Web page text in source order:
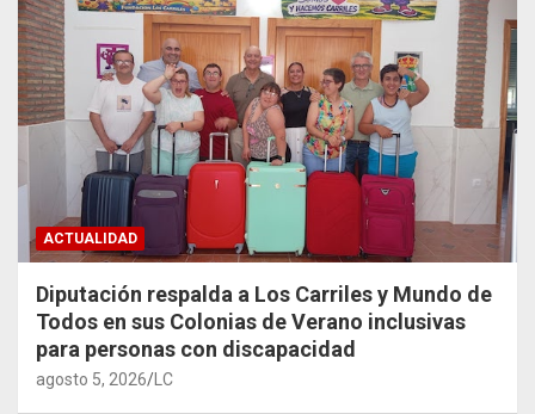
ACTUALIDAD
Diputación respalda a Los Carriles y Mundo de
Todos en sus Colonias de Verano inclusivas
para personas con discapacidad
agosto 5, 2026 LC